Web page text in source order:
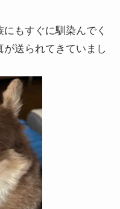
もすぐに馴染んでく
送られてきていまし